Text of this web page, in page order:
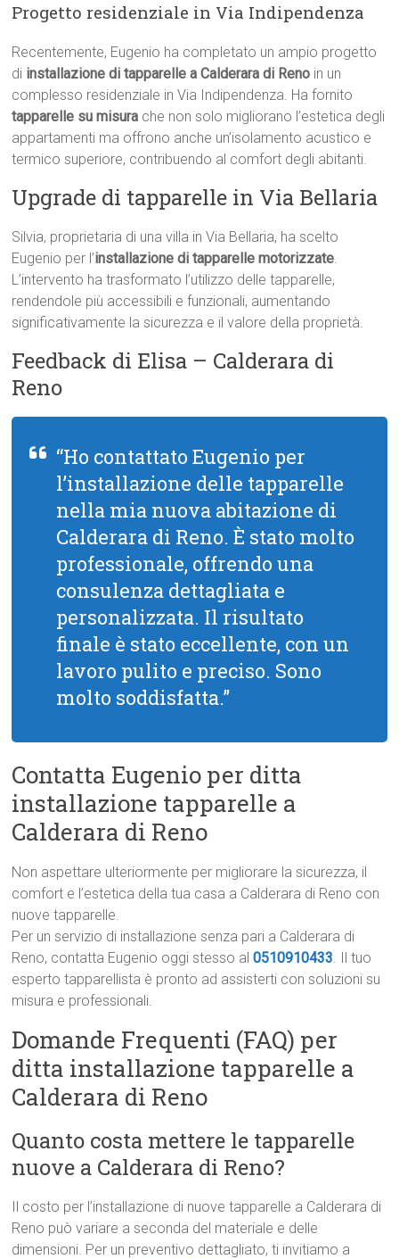
Progetto residenziale in Via Indipendenza
Recentemente, Eugenio ha completato un ampio progetto
di installazione di tapparelle a Calderara di Reno in un
complesso residenziale in Via Indipendenza. Ha fornito
tapparelle su misura che non solo migliorano l’estetica degli
appartamenti ma offrono anche un’isolamento acustico e
termico superiore, contribuendo al comfort degli abitanti.
Upgrade di tapparelle in Via Bellaria
Silvia, proprietaria di una villa in Via Bellaria, ha scelto
Eugenio per l’installazione di tapparelle motorizzate.
L’intervento ha trasformato l’utilizzo delle tapparelle,
rendendole più accessibili e funzionali, aumentando
significativamente la sicurezza e il valore della proprietà.
Feedback di Elisa – Calderara di
Reno
“Ho contattato Eugenio per
l’installazione delle tapparelle
nella mia nuova abitazione di
Calderara di Reno. È stato molto
professionale, offrendo una
consulenza dettagliata e
personalizzata. Il risultato
finale è stato eccellente, con un
lavoro pulito e preciso. Sono
molto soddisfatta.”
Contatta Eugenio per ditta
installazione tapparelle a
Calderara di Reno
Non aspettare ulteriormente per migliorare la sicurezza, il
comfort e l’estetica della tua casa a Calderara di Reno con
nuove tapparelle.
Per un servizio di installazione senza pari a Calderara di
Reno, contatta Eugenio oggi stesso al0510910433. Il tuo
esperto tapparellista è pronto ad assisterti con soluzioni su
misura e professionali.
Domande Frequenti (FAQ) per
ditta installazione tapparelle a
Calderara di Reno
Quanto costa mettere le tapparelle
nuove a Calderara di Reno?
Il costo per l’installazione di nuove tapparelle a Calderara di
Reno può variare a seconda del materiale e delle
dimensioni. Per un preventivo dettagliato, ti invitiamo a